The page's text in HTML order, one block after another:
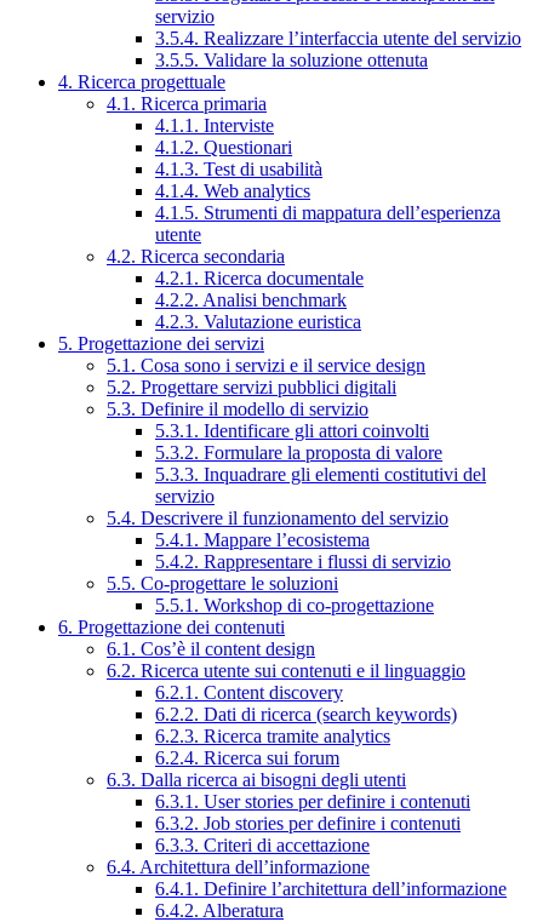
servizio
3.5.4. Realizzare l’interfaccia utente del servizio
3.5.5. Validare la soluzione ottenuta
4. Ricerca progettuale
4.1. Ricerca primaria
4.1.1. Interviste
4.1.2. Questionari
4.1.3. Test di usabilità
4.1.4. Web analytics
4.1.5. Strumenti di mappatura dell’esperienza
utente
4.2. Ricerca secondaria
4.2.1. Ricerca documentale
4.2.2. Analisi benchmark
4.2.3. Valutazione euristica
5. Progettazione dei servizi
5.1. Cosa sono i servizi e il service design
5.2. Progettare servizi pubblici digitali
5.3. Definire il modello di servizio
5.3.1. Identificare gli attori coinvolti
5.3.2. Formulare la proposta di valore
5.3.3. Inquadrare gli elementi costitutivi del
servizio
5.4. Descrivere il funzionamento del servizio
5.4.1. Mappare l’ecosistema
5.4.2. Rappresentare i flussi di servizio
5.5. Co-progettare le soluzioni
5.5.1. Workshop di co-progettazione
6. Progettazione dei contenuti
6.1. Cos’è il content design
6.2. Ricerca utente sui contenuti e il linguaggio
6.2.1. Content discovery
6.2.2. Dati di ricerca (search keywords)
6.2.3. Ricerca tramite analytics
6.2.4. Ricerca sui forum
6.3. Dalla ricerca ai bisogni degli utenti
6.3.1. User stories per definire i contenuti
6.3.2. Job stories per definire i contenuti
6.3.3. Criteri di accettazione
6.4. Architettura dell’informazione
6.4.1. Definire l’architettura dell’informazione
6.4.2. Alberatura